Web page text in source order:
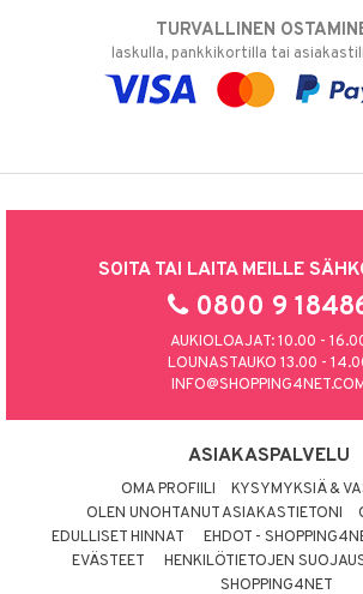
TURVALLINEN
laskulla, pankkikortilla tai
SOITA TAI LAITA MEILLE
0800 9
AUKIOLOAJAT: 10.00 -
LOUNASTAUKO 13.00 -
ASIAKASPALVELU
OMA PROFIILI
KYSYMYKSIÄ &
OLEN UNOHTANUT ASIAKASTIETONI
EDULLISET HINNAT
EHDOT -
EVÄSTEET
HENKILÖTIETOJEN
SHOPPING4NET